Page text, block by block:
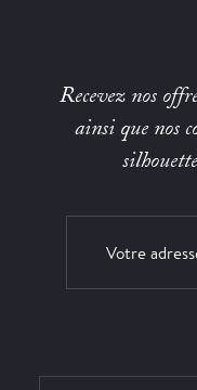
Recevez nos
ainsi que nos